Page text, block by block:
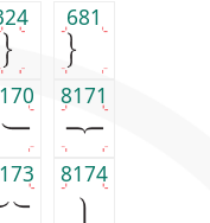
681
8171
8174